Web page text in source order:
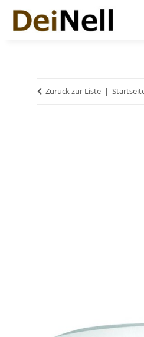
Zurück zur Liste